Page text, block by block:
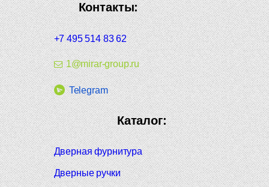
Контакты:
+7 495 514 83 62
1@mirar-group.ru
Telegram
Каталог:
Дверная фурнитура
Дверные ручки